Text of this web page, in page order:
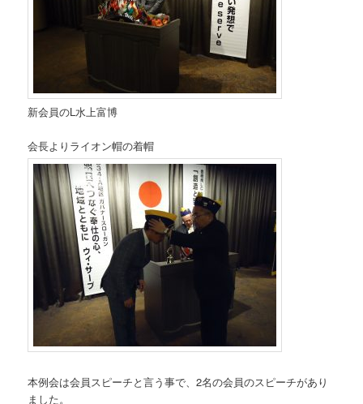
新会員のL水上富博
会長よりライオン帽の着帽
本例会は会員スピーチと言う事で、2名の会員のスピーチがあり
ました。